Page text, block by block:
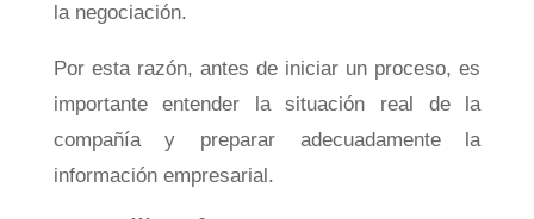
la negociación.
Por esta razón, antes de iniciar un proceso, es
importante entender la situación real de la
compañía y preparar adecuadamente la
información empresarial.